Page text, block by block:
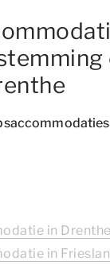
in Drenthe
in